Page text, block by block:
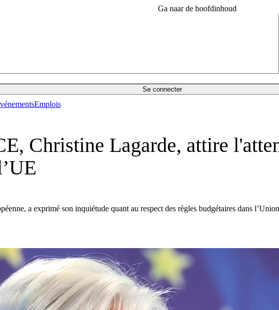
Ga naar de hoofdinhoud
Se connecter
Emplois
Christine Lagarde, attire
a exprimé son inquiétude quant au respect des règles budgétaires dans